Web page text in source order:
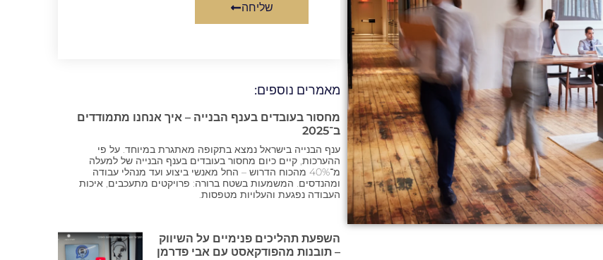
שליחה
מאמרים נוספים:
מחסור בעובדים בענף הבנייה – איך אנחנו מתמודדים
ב־2025
ענף הבנייה בישראל נמצא בתקופה מאתגרת במיוחד. על פי
ההערכות, קיים כיום מחסור בעובדים בענף הבנייה של למעלה
מ־40% מהכוח הדרוש – החל מאנשי ביצוע ועד מנהלי עבודה
ומהנדסים. המשמעות בשטח ברורה: פרויקטים מתעכבים, איכות
העבודה נפגעת והעלויות מטפסות.
השפעת תהליכים פנימיים על השיווק
– תובנות מהפודקאסט עם אבי פדרמן